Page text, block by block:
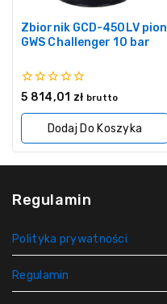
Zbiornik GCD-450LV pion
GWS Challenger 10 bar
0
5
5 814,01 zł brutto
Dodaj Do Koszyka
Regulamin
Polityka prywatności
Regulamin